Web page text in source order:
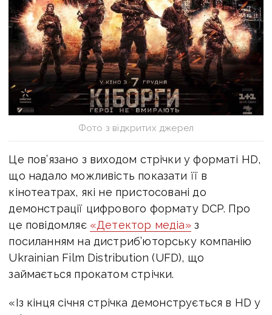
Фото з відкритих джерел
Це пов’язано з виходом стрічки у форматі HD,
що надало можливість показати її в
кінотеатрах, які не пристосовані до
демонстрації цифрового формату DCP. Про
це повідомляє «Детектор медіа»з
посиланням на дистриб’юторську компанію
Ukrainian Film Distribution (UFD), що
займається прокатом стрічки.
«Із кінця січня стрічка демонструється в HD у